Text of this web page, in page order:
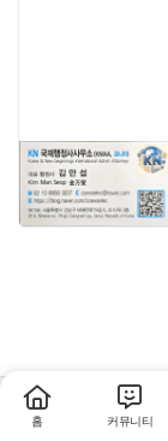
홈 커뮤니티